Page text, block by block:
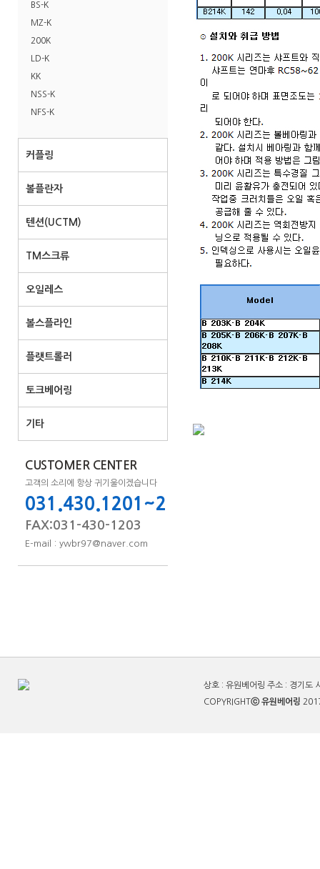
BS-K
MZ-K
200K
LD-K
KK
NSS-K
NFS-K
커플링
볼플란자
텐션(UCTM)
TM스크류
오일레스
볼스플라인
플랫트롤러
토크베어링
기타
CUSTOMER CENTER
고객의 소리에 항상 귀기울이겠습니다
031.430.1201~2
FAX:031-430-1203
E-mail : ywbr97@naver.com
상호 : 유원베어링 주소 : 경기
COPYRIGHTⓒ 유원베어링